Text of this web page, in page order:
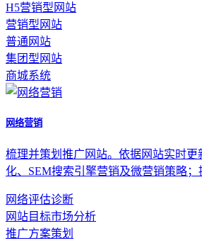
H5营销型网站
营销型网站
普通网站
集团型网站
商城系统
网络营销
梳理并策划推广网站。依据网站实时更
化、SEM搜索引擎营销及微营销策略
网络评估诊断
网站目标市场分析
推广方案策划